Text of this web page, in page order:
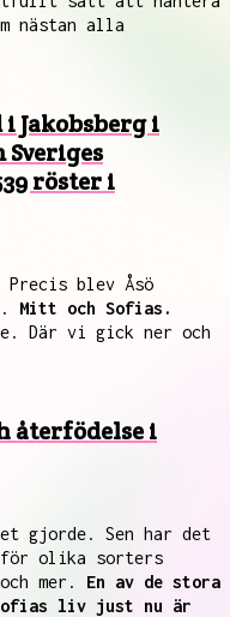
nästan alla
i Jakobsberg i
röster i
blev Åsö
Mitt och Sofias.
Där vi gick ner och
återfödelse i
gjorde. Sen har det
olika sorters
mer. En av de stora
liv just nu är